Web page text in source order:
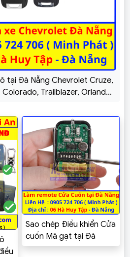
tại Đà Nẵng Chevrolet Cruze,
Trailblazer, Orlando,
Sao chép Điều khiển Cửa
cuốn Mã gạt tại Đà
Nẵng – Khoá Minh Phát